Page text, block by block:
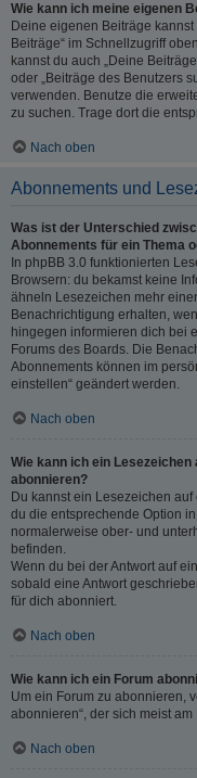
Wie kann ich meine eigenen
Deine eigenen Beiträge
Beiträge“ im Schnellzugriff
kannst du auch „Deine
oder „Beiträge des Benutzers
verwenden. Benutze die
zu suchen. Trage dort die
Nach oben
Abonnements und
Was ist der Unterschied
Abonnements für ein Thema
In phpBB 3.0 funktionierten
Browsern: du bekamst keine
ähneln Lesezeichen mehr
Benachrichtigung erhalten,
hingegen informieren dich bei
Forums des Boards. Die
Abonnements können im
einstellen“ geändert werden.
Nach oben
Wie kann ich ein
abonnieren?
Du kannst ein Lesezeichen
du die entsprechende Option
normalerweise ober- und
befinden.
Wenn du bei der Antwort auf
sobald eine Antwort
für dich abonniert.
Nach oben
Wie kann ich ein Forum
Um ein Forum zu abonnieren,
abonnieren“, der sich meist
Nach oben